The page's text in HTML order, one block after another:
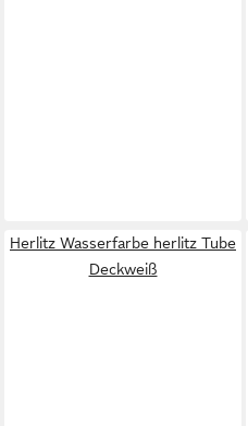
Herlitz Wasserfarbe herlitz Tube
Deckweiß